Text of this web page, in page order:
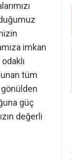
imkan
tüm
gönülden
güç
değerli